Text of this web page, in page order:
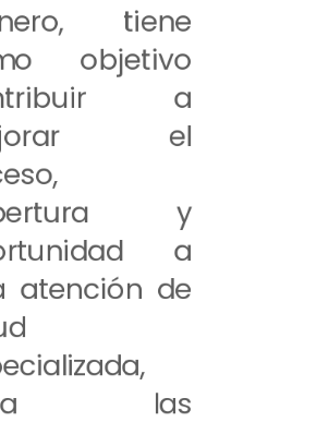
tiene
objetivo
a
el
y
a
atención de
las